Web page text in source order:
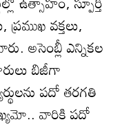
వక్తలు,
అసెంబ్లీ ఎన్నికల
బిజీగా
పదో తరగతి
వారికి పదో